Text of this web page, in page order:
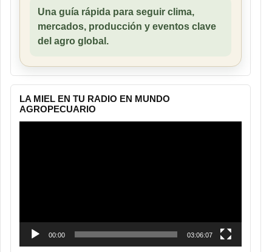
Una guía rápida para seguir clima,
mercados, producción y eventos clave
del agro global.
LA MIEL EN TU RADIO EN MUNDO
AGROPECUARIO
00:00 03:06:07